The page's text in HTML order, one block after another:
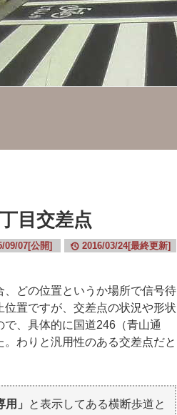
目交差点
09/07[公開] 2016/03/24[最終更新]
どの位置というか場所で信号待
置ですが、交差点の状況や形状
、具体的に国道246（青山通
わりと汎用性のある交差点だと
」
と表示してある横断歩道と